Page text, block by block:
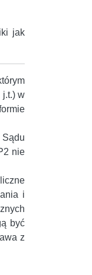
jak
j.t.) w
nie
i
być
z